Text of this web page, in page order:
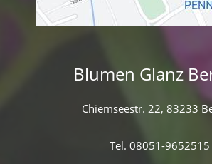
Blumen Glanz
Chiemseestr. 22, 83233
Tel. 08051-9652515